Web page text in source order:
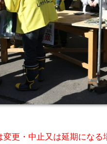
更・中止又は延期になる